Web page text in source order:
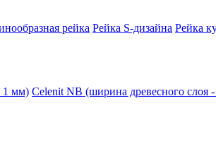
рейка Рейка S-дизайна Рейка
1 мм) Celenit NB (ширина древесного слоя